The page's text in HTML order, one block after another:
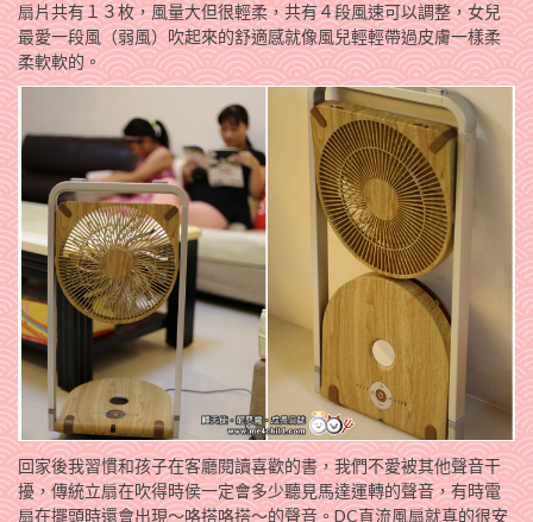
扇片共有１３枚，風量大但很輕柔，共有４段風速可以調整，女兒
最愛一段風（弱風）吹起來的舒適感就像風兒輕輕帶過皮膚一樣柔
柔軟軟的。
​​​​​​​回家後我習慣和孩子在客廳閱讀喜歡的書，我們不愛被其他聲音干
擾，傳統立扇在吹得時侯一定會多少聽見馬達運轉的聲音，有時電
扇在擺頭時還會出現～咯搭咯搭～的聲音。DC直流風扇就真的很安